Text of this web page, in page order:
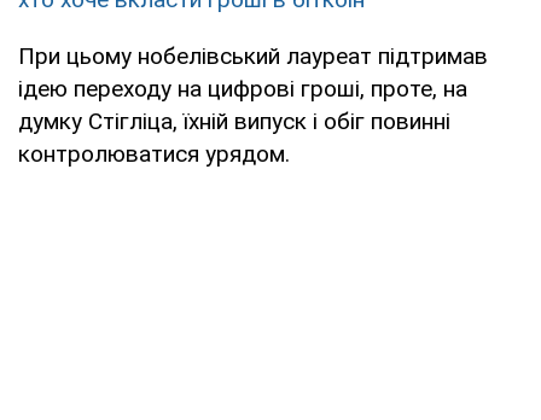
При цьому нобелівський лауреат підтримав
ідею переходу на цифрові гроші, проте, на
думку Стігліца, їхній випуск і обіг повинні
контролюватися урядом.